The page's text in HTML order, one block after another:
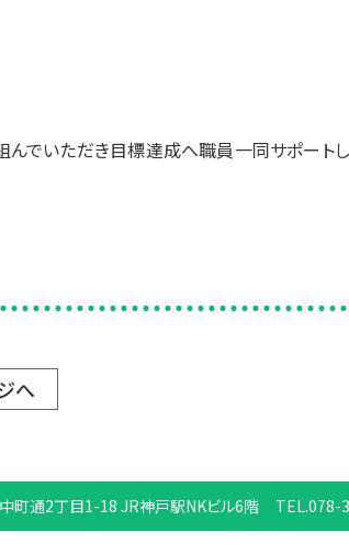
んでいただき目標達成へ職員一同サポート
へ
町通2丁目1-18JR神戸駅NKビル6階 TEL.078-